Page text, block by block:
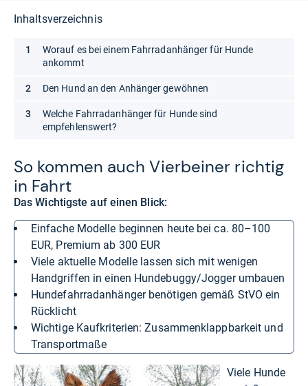
So kom­men auch Vier­bei­ner rich­tig
in Fahrt
Das Wichtigste auf einen Blick:
Einfache Modelle beginnen heute bei ca. 80–100
EUR, Premium ab 300 EUR
Viele aktuelle Modelle lassen sich mit wenigen
Handgriffen in einen Hundebuggy/Jogger umbauen
Hundefahrradanhänger benötigen gemäß StVO ein
Rücklicht
Wichtige Kaufkriterien: Zusammenklappbarkeit und
Transportmaße
Viele Hunde
Inhaltsverzeichnis
Worauf es bei einem Fahrradanhänger für Hunde
ankommt
Den Hund an den Anhänger gewöhnen
Welche Fahrradanhänger für Hunde sind
empfehlenswert?